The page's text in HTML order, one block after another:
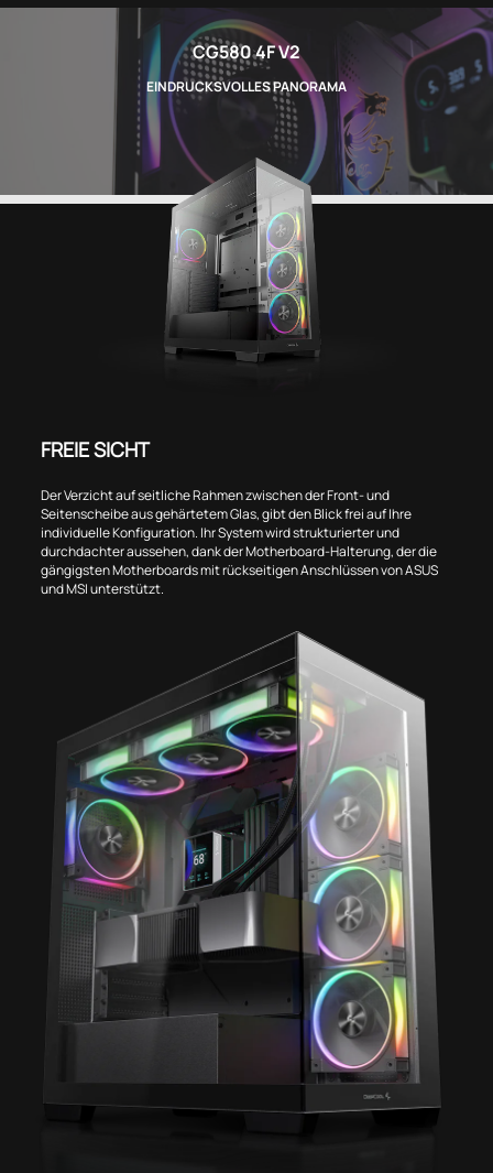
CG580 4F V2
EINDRUCKSVOLLES PANORAMA
FREIE SICHT
Der Verzicht auf seitliche Rahmen zwischen der Front- und
Seitenscheibe aus gehärtetem Glas, gibt den Blick frei auf Ihre
individuelle Konfiguration. Ihr System wird strukturierter und
durchdachter aussehen, dank der Motherboard-Halterung, der die
gängigsten Motherboards mit rückseitigen Anschlüssen von ASUS
und MSI unterstützt.